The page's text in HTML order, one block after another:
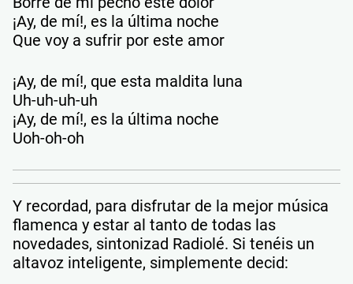
¡Ay, de mí!, es la última noche
Que voy a sufrir por este amor
¡Ay, de mí!, que esta maldita luna
Uh-uh-uh-uh
¡Ay, de mí!, es la última noche
Uoh-oh-oh
Y recordad, para disfrutar de la mejor música
flamenca y estar al tanto de todas las
novedades, sintonizad Radiolé. Si tenéis un
altavoz inteligente, simplemente decid: